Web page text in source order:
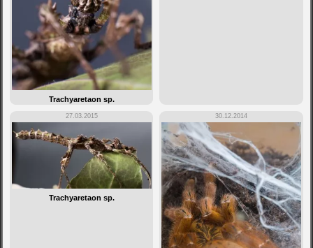
Trachyaretaon sp.
27.03.2015
Trachyaretaon sp.
30.12.2014